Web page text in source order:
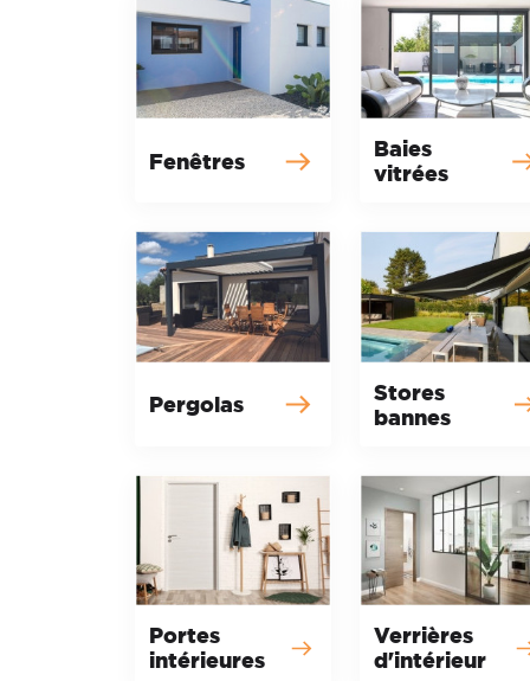
Fenêtres
Baies
vitrées
Pergolas
Stores
bannes
Portes
intérieures
Verrières
d'intérieur